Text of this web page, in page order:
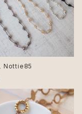
Nottie85